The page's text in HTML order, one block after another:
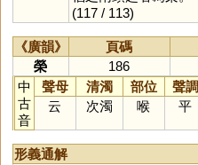
(117 / 113)
《廣韻》 頁碼
榮
186
中
古
音
聲母 清濁 部位 聲調
云
次濁 喉 平
形義通解